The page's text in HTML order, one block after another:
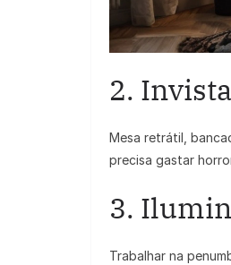
2.
Mesa retrátil,
precisa gastar
3.
Trabalhar na